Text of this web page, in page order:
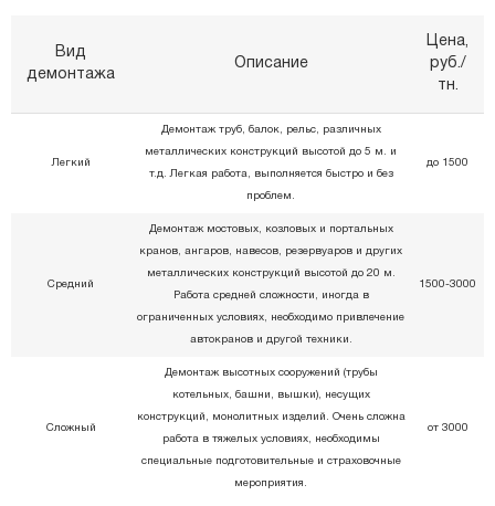
Вид
демонтажа
Описание
Цена,
руб./
тн.
Легкий
Демонтаж труб, балок, рельс, различных
металлических конструкций высотой до 5 м. и
т.д. Легкая работа, выполняется быстро и без
проблем.
до 1500
Средний
Демонтаж мостовых, козловых и портальных
кранов, ангаров, навесов, резервуаров и других
металлических конструкций высотой до 20 м.
Работа средней сложности, иногда в
ограниченных условиях, необходимо привлечение
автокранов и другой техники.
1500-3000
Сложный
Демонтаж высотных сооружений (трубы
котельных, башни, вышки), несущих
конструкций, монолитных изделий. Очень сложна
работа в тяжелых условиях, необходимы
специальные подготовительные и страховочные
мероприятия.
от 3000